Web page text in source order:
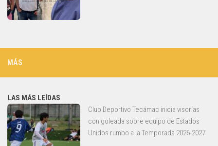
MÁS
LAS MÁS LEÍDAS
Club Deportivo Tecámac inicia visorías
con goleada sobre equipo de Estados
Unidos rumbo a la Temporada 2026-2027